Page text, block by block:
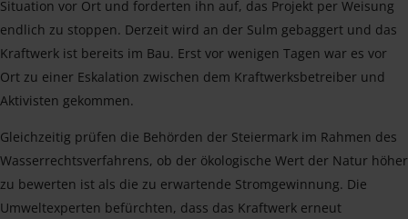
Situation vor Ort und forderten ihn auf, das Projekt per Weisung
endlich zu stoppen. Derzeit wird an der Sulm gebaggert und das
Kraftwerk ist bereits im Bau. Erst vor wenigen Tagen war es vor
Ort zu einer Eskalation zwischen dem Kraftwerksbetreiber und
Aktivisten gekommen.
Gleichzeitig prüfen die Behörden der Steiermark im Rahmen des
Wasserrechtsverfahrens, ob der ökologische Wert der Natur höher
zu bewerten ist als die zu erwartende Stromgewinnung. Die
Umweltexperten befürchten, dass das Kraftwerk erneut